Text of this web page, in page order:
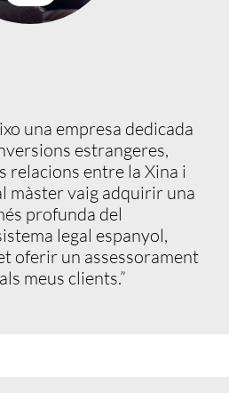
una empresa dedicada
estrangeres,
relacions entre la Xina i
màster vaig adquirir una
profunda del
legal espanyol,
oferir un assessorament
meus clients.”